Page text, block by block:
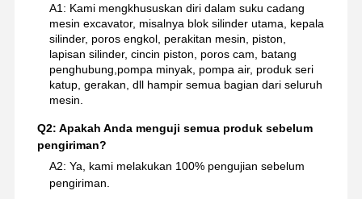
A1: Kami mengkhususkan diri dalam suku cadang
mesin excavator, misalnya blok silinder utama, kepala
silinder, poros engkol, perakitan mesin, piston,
lapisan silinder, cincin piston, poros cam, batang
penghubung,pompa minyak, pompa air, produk seri
katup, gerakan, dll hampir semua bagian dari seluruh
mesin.
Q2: Apakah Anda menguji semua produk sebelum
pengiriman?
A2: Ya, kami melakukan 100% pengujian sebelum
pengiriman.